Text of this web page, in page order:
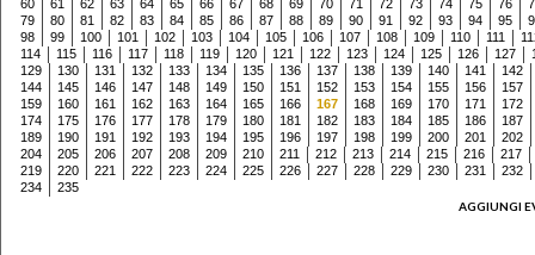
60 61 62 63 64 65 66 67 68 69 70 71 72 73 74 75 76
79
80 81 82 83 84 85 86 87 88 89 90 91 92 93 94 95
98
99 100 101 102 103 104 105 106 107 108 109 110 111
114
115 116 117 118 119 120 121 122 123 124 125 126 127
129
130 131 132 133 134 135 136 137 138 139 140 141
142
144
145 146 147 148 149 150 151 152 153 154 155 156
157
159
160 161 162 163 164 165 166 167 168 169 170 171
172
174
175 176 177 178 179 180 181 182 183 184 185 186
187
189
190 191 192 193 194 195 196 197 198 199 200 201
202
204
205 206 207 208 209 210 211 212 213 214 215 216
217
219
220 221 222 223 224 225 226 227 228 229 230 231
232
234
235
AGGIUNGI